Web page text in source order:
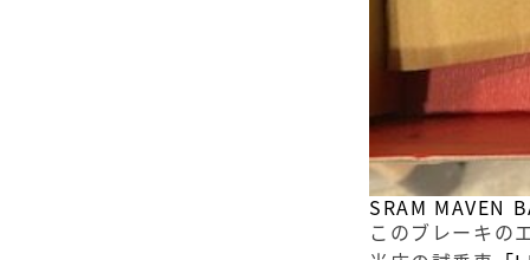
SRAM MAVEN
このブレーキの